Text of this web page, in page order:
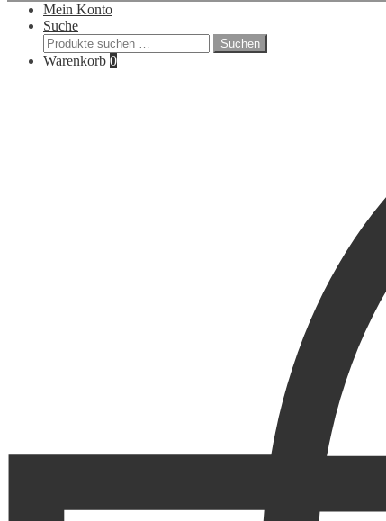
Mein Konto
Suche
Suchen
nach:
Suchen
Warenkorb 0